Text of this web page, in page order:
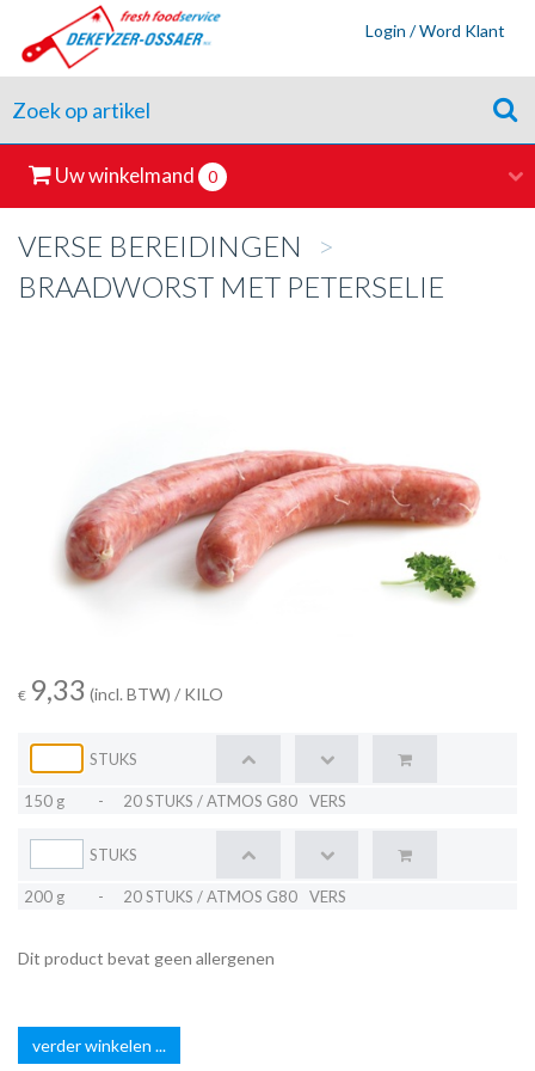
Login / Word Klant
Uw winkelmand 0
VERSE BEREIDINGEN
>
BRAADWORST MET PETERSELIE
€ 9,33 (incl. BTW) / KILO
STUKS
150 g - 20 STUKS / ATMOS G80 VERS
STUKS
200 g - 20 STUKS / ATMOS G80 VERS
Dit product bevat geen allergenen
verder winkelen ...